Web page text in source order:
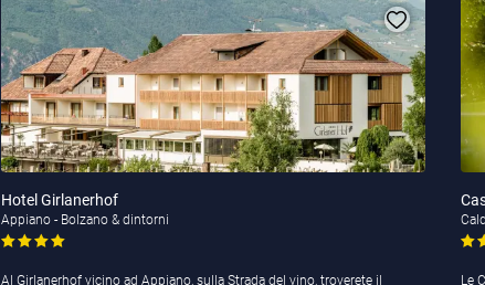
Hotel Girlanerhof
Appiano - Bolzano & dintorni
Al Girlanerhof vicino ad Appiano, sulla Strada del vino, troverete il
Le